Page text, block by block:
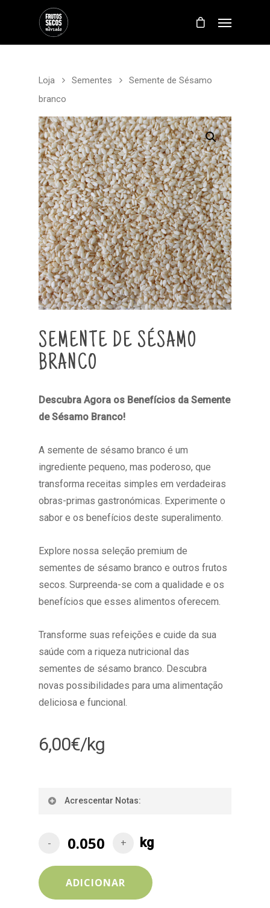
Loja Sementes
Semente de Sésamo
branco
SEMENTE DE SÉSAMO
BRANCO
Descubra Agora os Benefícios da Semente
de Sésamo Branco!
A semente de sésamo branco é um
ingrediente pequeno, mas poderoso, que
transforma receitas simples em verdadeiras
obras-primas gastronómicas. Experimente o
sabor e os benefícios deste superalimento.
Explore nossa seleção premium de
sementes de sésamo branco e outros frutos
secos. Surpreenda-se com a qualidade e os
benefícios que esses alimentos oferecem.
Transforme suas refeições e cuide da sua
saúde com a riqueza nutricional das
sementes de sésamo branco. Descubra
novas possibilidades para uma alimentação
deliciosa e funcional.
6,00€/kg
Acrescentar Notas:
ADICIONAR